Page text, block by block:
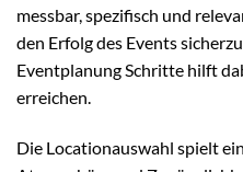
messbar, spezifisch und
den Erfolg des Events
Eventplanung Schritte hilft
erreichen.
Die Locationauswahl spielt